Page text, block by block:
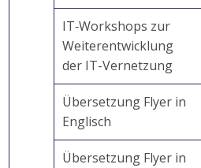
IT‐Workshops zur
Weiterentwicklung
der IT-Vernetzung
Übersetzung Flyer in
Englisch
Übersetzung Flyer in